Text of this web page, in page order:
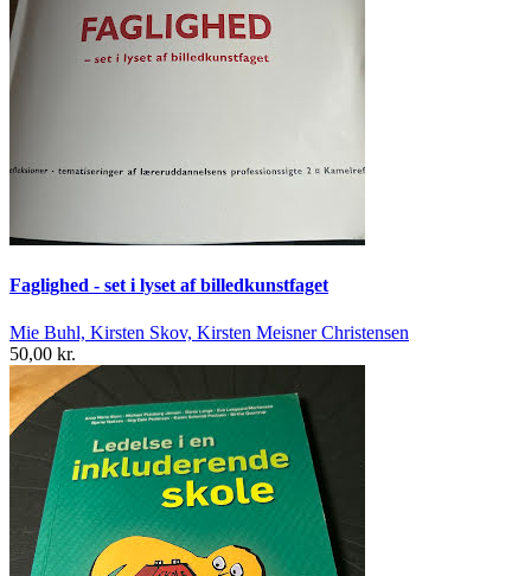
Faglighed - set i lyset af billedkunstfaget
Mie Buhl, Kirsten Skov, Kirsten Meisner Christensen
50,00 kr.